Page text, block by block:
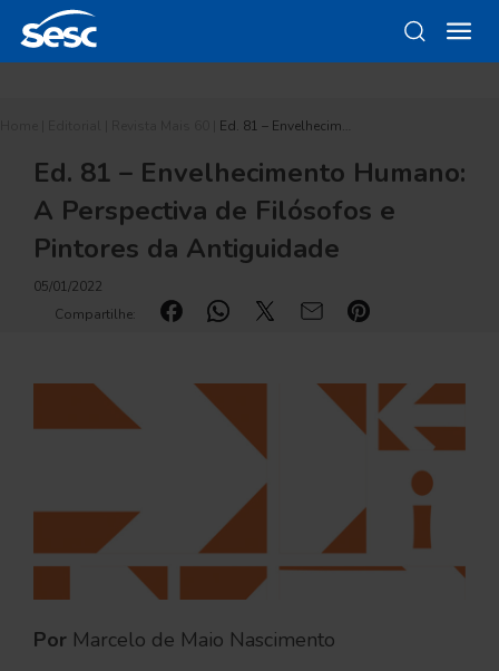
Ed. 81 – Envelhecim…
Ed. 81 – Envelhecimento Humano:
A Perspectiva de Filósofos e
Pintores da Antiguidade
05/01/2022
Compartilhe:
Por Marcelo de Maio Nascimento